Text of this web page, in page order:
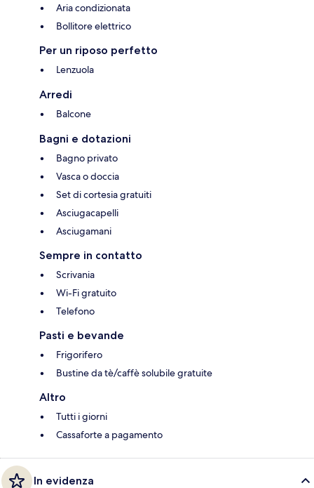
Aria condizionata
Bollitore elettrico
Per un riposo perfetto
Lenzuola
Arredi
Balcone
Bagni e dotazioni
Bagno privato
Vasca o doccia
Set di cortesia gratuiti
Asciugacapelli
Asciugamani
Sempre in contatto
Scrivania
Wi-Fi gratuito
Telefono
Pasti e bevande
Frigorifero
Bustine da tè/caffè solubile gratuite
Altro
Tutti i giorni
Cassaforte a pagamento
In evidenza